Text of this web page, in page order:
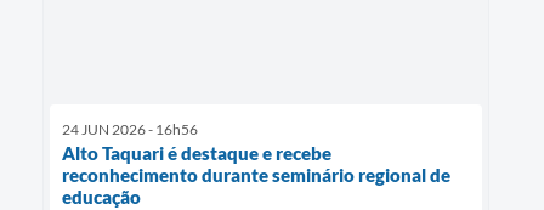
24 JUN 2026 - 16h56
Alto Taquari é destaque e recebe
reconhecimento durante seminário regional de
educação